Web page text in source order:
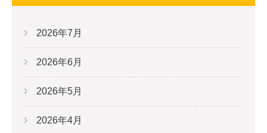
2026年7月
2026年6月
2026年5月
2026年4月